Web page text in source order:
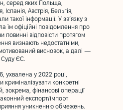
серед яких Польща,
Австрія, Бельгія,
такої інформації. У зв’язку з
їм офіційні повідомлення про
повинні відповісти протягом
визнають недостатніми,
висновок, а далі —
Суду ЄС.
ухвалена у 2022 році,
конкретні
фінансові операції
експорт/імпорт
уникненню обмежень.